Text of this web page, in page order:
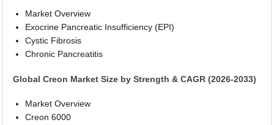
Market Overview
Exocrine Pancreatic Insufficiency (EPI)
Cystic Fibrosis
Chronic Pancreatitis
Global Creon Market Size by Strength & CAGR (2026-2033)
Market Overview
Creon 6000